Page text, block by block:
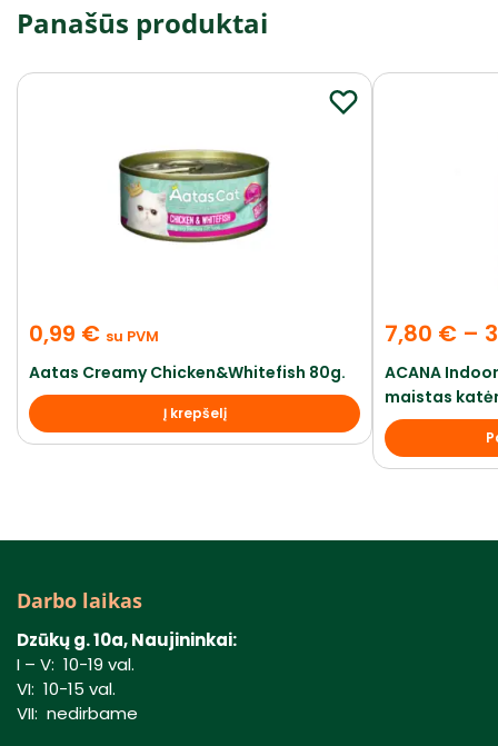
Panašūs produktai
0,99 € su PVM
Aatas Creamy Chicken&Whitefish 80g.
Į krepšelį
7,80 € –
ACANA
maistas
Darbo laikas
Dzūkų g. 10a, Naujininkai:
I – V: 10-19 val.
VI: 10-15 val.
VII: nedirbame